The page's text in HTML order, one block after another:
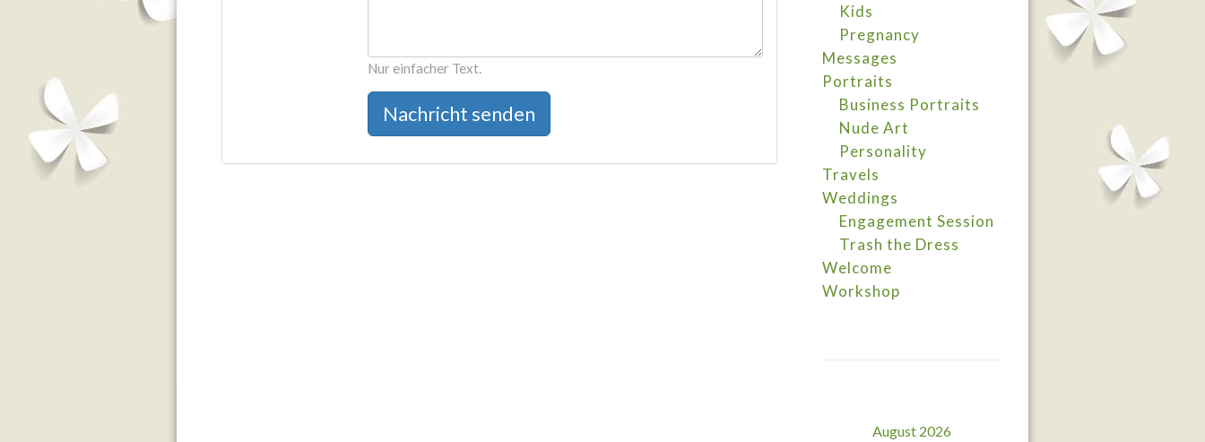
Nur einfacher Text.
Kids
Pregnancy
Messages
Portraits
Business Portraits
Nude Art
Personality
Travels
Weddings
Engagement Session
Trash the Dress
Welcome
Workshop
August 2026